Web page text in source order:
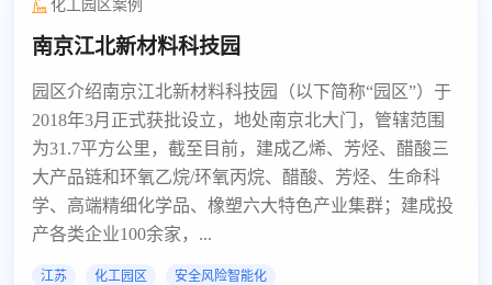
化工园区案例
南京江北新材料科技园
园区介绍南京江北新材料科技园（以下简称“园区”）于
2018年3月正式获批设立，地处南京北大门，管辖范围
为31.7平方公里，截至目前，建成乙烯、芳烃、醋酸三
大产品链和环氧乙烷/环氧丙烷、醋酸、芳烃、生命科
学、高端精细化学品、橡塑六大特色产业集群；建成投
产各类企业100余家，...
江苏 化工园区 安全风险智能化